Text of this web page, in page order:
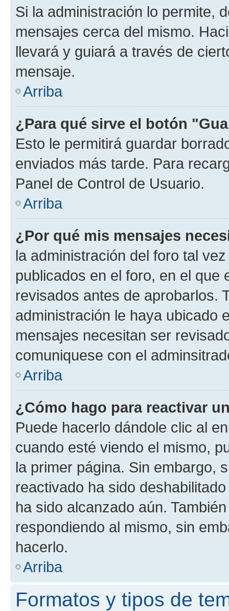
Si la administración lo permite,
mensajes cerca del mismo.
llevará y guiará a través de
mensaje.
Arriba
¿Para qué sirve el botón
Esto le permitirá guardar
enviados más tarde. Para
Panel de Control de Usuario.
Arriba
¿Por qué mis mensajes
la administración del foro tal
publicados en el foro, en el
revisados antes de aprobarlos.
administración le haya ubicado
mensajes necesitan ser
comuniquese con el
Arriba
¿Cómo hago para reactivar
Puede hacerlo dándole clic al
cuando esté viendo el mismo,
la primer página. Sin embargo,
reactivado ha sido
ha sido alcanzado aún.
respondiendo al mismo, sin
hacerlo.
Arriba
Formatos y tipos de